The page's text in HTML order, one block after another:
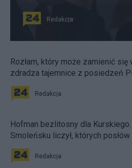
Redakcja
Rozłam, który może zamienić
zdradza tajemnice z posiedzeń
Redakcja
Hofman bezlitosny dla
Smoleńsku liczył, których
Redakcja